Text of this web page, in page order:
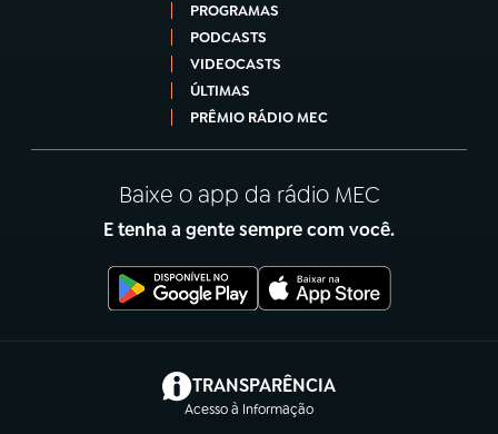
PROGRAMAS
PODCASTS
VIDEOCASTS
ÚLTIMAS
PRÊMIO RÁDIO MEC
Baixe o app da rádio MEC
E tenha a gente sempre com você.
TRANSPARÊNCIA
Acesso à Informação
(abre em nova aba)